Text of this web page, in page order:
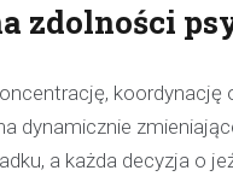
zdolności
dynamicznie
a każda decyzja o